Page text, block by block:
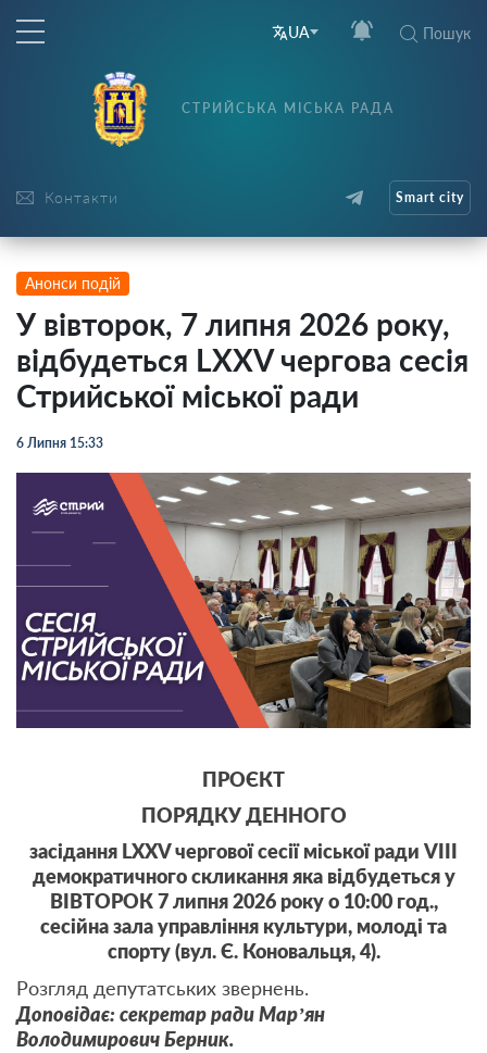
UA Пошук
Контакти
СТРИЙСЬКА МІСЬКА РАДА
Smart city
Анонси подій
У вівторок, 7 липня 2026 року,
відбудеться LХХV чергова сесія
Стрийської міської ради
6 Липня 15:33
ПРОЄКТ
ПОРЯДКУ ДЕННОГО
засідання LХХV чергової сесії міської ради VIII
демократичного скликання яка відбудеться у
ВІВТОРОК 7 липня 2026 року о 10:00 год.,
сесійна зала управління культури, молоді та
спорту (вул. Є. Коновальця, 4).
Розгляд депутатських звернень.
Доповідає: секретар ради Мар’ян
Володимирович Берник.